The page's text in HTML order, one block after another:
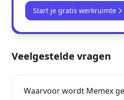
Start je gratis werkruimte
Veelgestelde vragen
Waarvoor wordt Memex